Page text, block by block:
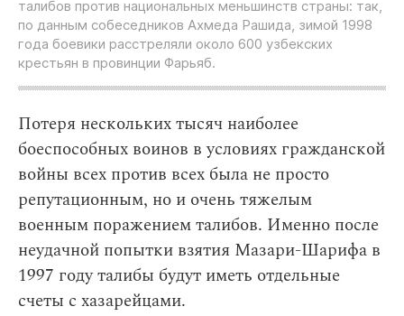
талибов против национальных меньшинств страны: так,
по данным собеседников Ахмеда Рашида, зимой 1998
года боевики расстреляли около 600 узбекских
крестьян в провинции Фарьяб.
Потеря нескольких тысяч наиболее
боеспособных воинов в условиях гражданской
войны всех против всех была не просто
репутационным, но и очень тяжелым
военным поражением талибов. Именно после
неудачной попытки взятия Мазари-Шарифа в
1997 году талибы будут иметь отдельные
счеты с хазарейцами.